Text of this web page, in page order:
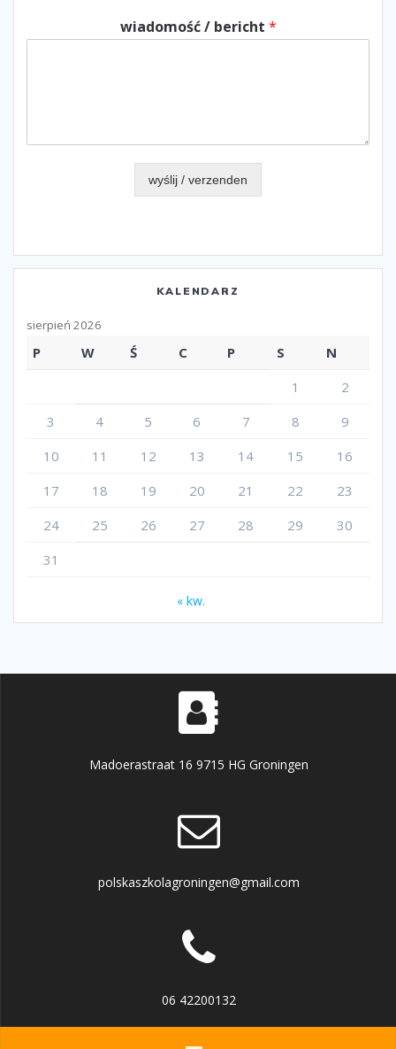
wiadomość / bericht *
wyślij / verzenden
KALENDARZ
sierpień 2026
P W Ś C P S
N
1
2
3
4 5 6 7 8
9
10
11 12 13 14 15
16
17
18 19 20 21 22
23
24
25 26 27 28 29
30
31
« kw.
Madoerastraat 16 9715 HG Groningen
polskaszkolagroningen@gmail.com
06 42200132